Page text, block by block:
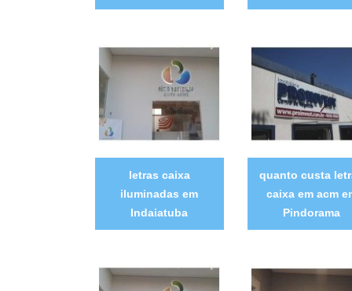
letras caixa
iluminadas em
Indaiatuba
quanto custa
caixa em acm
Pindorama